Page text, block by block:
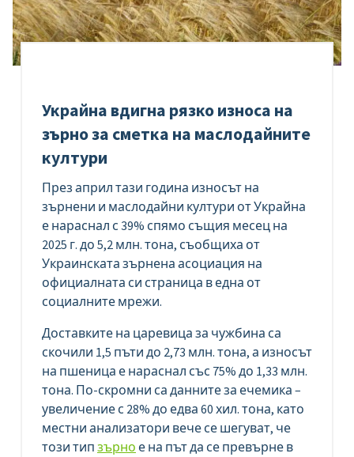
Украйна вдигна рязко износа на
зърно за сметка на маслодайните
култури
През април тази година износът на
зърнени и маслодайни култури от Украйна
е нараснал с 39% спямо същия месец на
2025 г. до 5,2 млн. тона, съобщиха от
Украинската зърнена асоциация на
официалната си страница в една от
социалните мрежи.
Доставките на царевица за чужбина са
скочили 1,5 пъти до 2,73 млн. тона, а износът
на пшеница е нараснал със 75% до 1,33 млн.
тона. По-скромни са данните за ечемика –
увеличение с 28% до едва 60 хил. тона, като
местни анализатори вече се шегуват, че
този тип зърно е на път да се превърне в